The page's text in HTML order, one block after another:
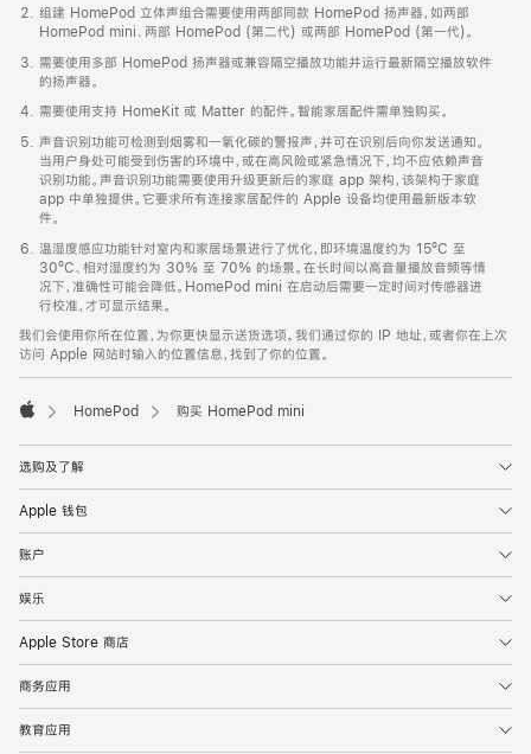
打
开)
组建 HomePod 立体声组合需要使用两部同款 HomePod 扬声器，如两部
HomePod mini、两部 HomePod (第二代) 或两部 HomePod (第一代)。
需要使用多部 HomePod 扬声器或兼容隔空播放功能并运行最新隔空播放软件
的扬声器。
需要使用支持 HomeKit 或 Matter 的配件。智能家居配件需单独购买。
声音识别功能可检测到烟雾和一氧化碳的警报声，并可在识别后向你发送通知。
当用户身处可能受到伤害的环境中，或在高风险或紧急情况下，均不应依赖声音
识别功能。声音识别功能需要使用升级更新后的家庭 app 架构，该架构于家庭
app 中单独提供。它要求所有连接家居配件的 Apple 设备均使用最新版本软
件。
温湿度感应功能针对室内和家居场景进行了优化，即环境温度约为 15ºC 至
30ºC、相对湿度约为 30% 至 70% 的场景。在长时间以高音量播放音频等情
况下，准确性可能会降低。HomePod mini 在启动后需要一定时间对传感器进
行校准，才可显示结果。
我们会使用你所在位置，为你更快显示送货选项。我们通过你的 IP 地址，或者你在上次
访问 Apple 网站时输入的位置信息，找到了你的位置。
HomePod 购买 HomePod mini
选购及了解
Apple 钱包
账户
娱乐
Apple Store 商店
商务应用
教育应用